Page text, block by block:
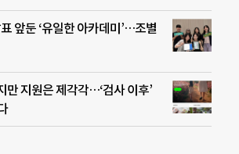
앞둔 ‘유일한 아카데미’…조별
만 지원은 제각각…‘검사 이후’